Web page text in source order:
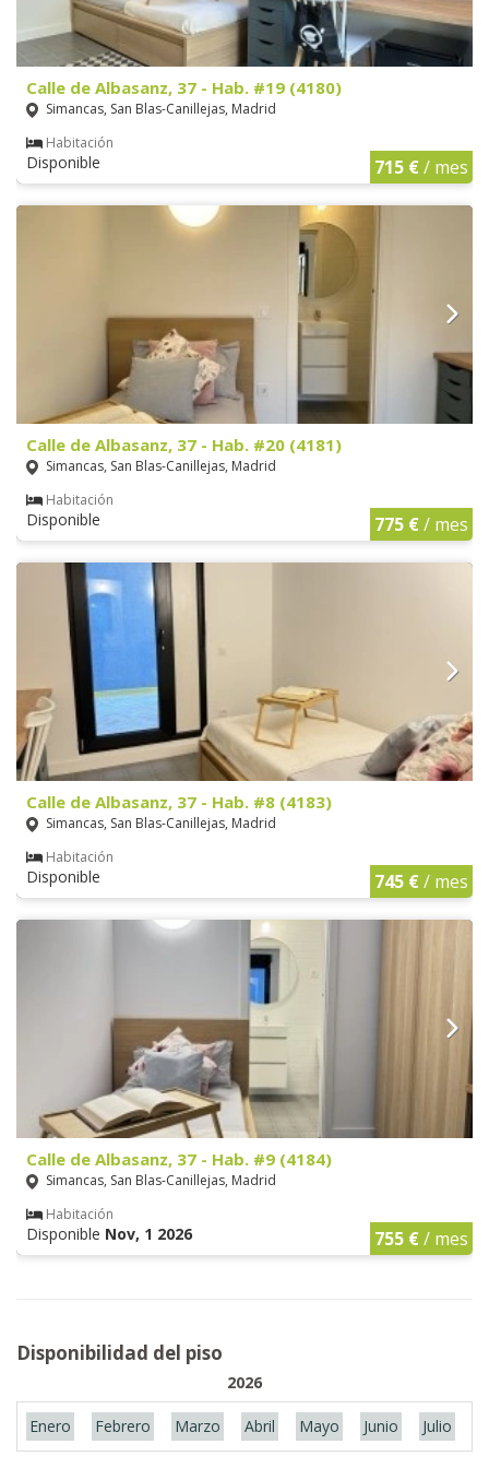
Calle de Albasanz, 37 - Hab. #19 (4180)
Simancas, San Blas-Canillejas, Madrid
Habitación
Disponible 715 €/ mes
Calle de Albasanz, 37 - Hab. #20 (4181)
Simancas, San Blas-Canillejas, Madrid
Habitación
Disponible 775 €/ mes
Calle de Albasanz, 37 - Hab. #8 (4183)
Simancas, San Blas-Canillejas, Madrid
Habitación
Disponible 745 €/ mes
Calle de Albasanz, 37 - Hab. #9 (4184)
Simancas, San Blas-Canillejas, Madrid
Habitación
Disponible Nov, 1 2026 755 €/ mes
Disponibilidad del piso
2026
Enero Febrero Marzo Abril Mayo Junio Julio